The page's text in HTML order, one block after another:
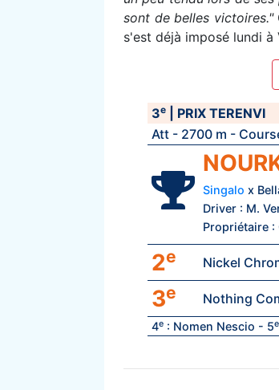
sont de belles victoires."
s'est déjà imposé lundi à
3e| PRIX TERENVI
Att - 2700 m -
Singalo x
Driver : M.
Propriétaire :
2e Nickel
3e Nothing
4e: Nomen Nescio - 5e